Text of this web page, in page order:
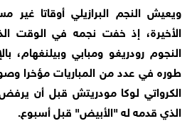
ويعيش النجم البرازيلي أوقاتا غير
الأخيرة، إذ خفت نجمه في الوقت
النجوم رودريغو ومبابي وبيلنغهام،
طوره في عدد من المباريات مؤخرا
الكرواتي لوكا مودريتش قبل أن
الذي قدمه له "الأبيض" قبل أسبوع.